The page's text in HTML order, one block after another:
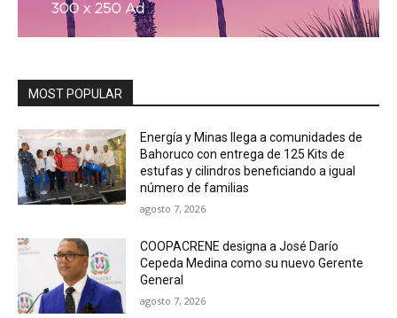
MOST POPULAR
Energía y Minas llega a comunidades de
Bahoruco con entrega de 125 Kits de
estufas y cilindros beneficiando a igual
número de familias
agosto 7, 2026
COOPACRENE designa a José Darío
Cepeda Medina como su nuevo Gerente
General
agosto 7, 2026